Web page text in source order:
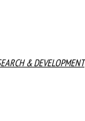
& DEVELOPMENT